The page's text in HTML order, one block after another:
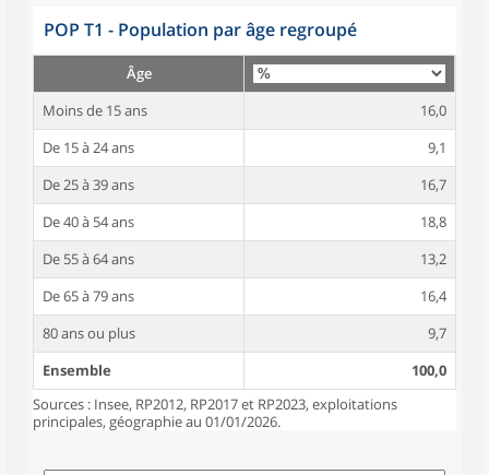
POP T1 - Population par âge regroupé
Âge
Moins de 15 ans
16,0
De 15 à 24 ans
9,1
De 25 à 39 ans
16,7
De 40 à 54 ans
18,8
De 55 à 64 ans
13,2
De 65 à 79 ans
16,4
80 ans ou plus
9,7
Ensemble
100,0
Sources : Insee, RP2012, RP2017 et RP2023, exploitations
principales, géographie au 01/01/2026.